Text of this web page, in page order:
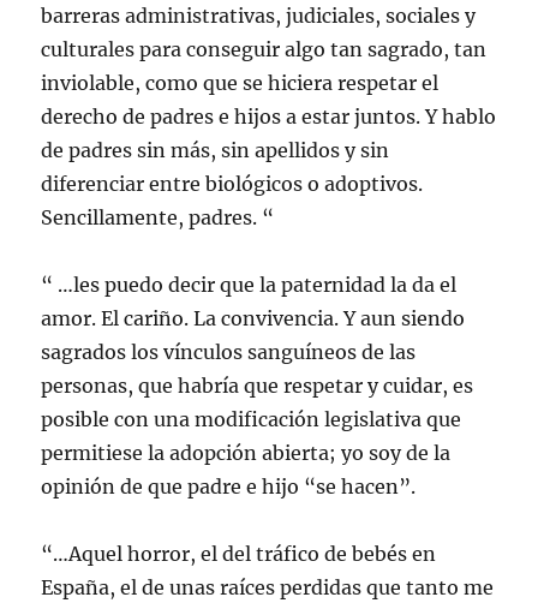
barreras administrativas, judiciales, sociales y
culturales para conseguir algo tan sagrado, tan
inviolable, como que se hiciera respetar el
derecho de padres e hijos a estar juntos. Y hablo
de padres sin más, sin apellidos y sin
diferenciar entre biológicos o adoptivos.
Sencillamente, padres. “
“ …les puedo decir que la paternidad la da el
amor. El cariño. La convivencia. Y aun siendo
sagrados los vínculos sanguíneos de las
personas, que habría que respetar y cuidar, es
posible con una modificación legislativa que
permitiese la adopción abierta; yo soy de la
opinión de que padre e hijo “se hacen”.
“…Aquel horror, el del tráfico de bebés en
España, el de unas raíces perdidas que tanto me